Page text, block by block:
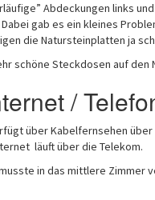
Abdeckungen links
gab es ein kleines
die Natursteinplatten ja
schöne Steckdosen auf
/
über Kabelfernsehen
läuft über die Telekom.
in das mittlere Zimmer